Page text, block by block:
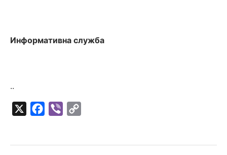
Информативна служба
..
Facebook
Viber